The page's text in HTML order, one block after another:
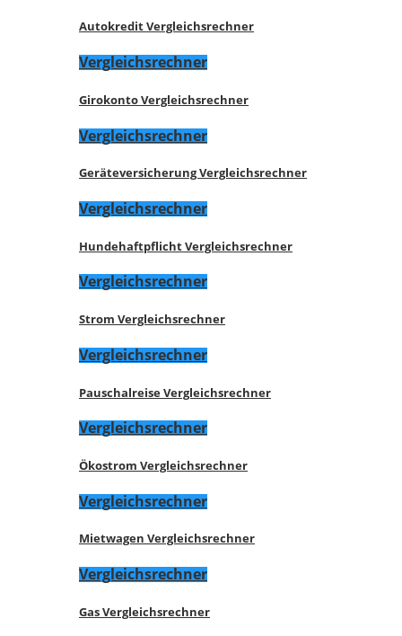
Autokredit Vergleichsrechner
Vergleichsrechner
Girokonto Vergleichsrechner
Vergleichsrechner
Geräteversicherung Vergleichsrechner
Vergleichsrechner
Hundehaftpflicht Vergleichsrechner
Vergleichsrechner
Strom Vergleichsrechner
Vergleichsrechner
Pauschalreise Vergleichsrechner
Vergleichsrechner
Ökostrom Vergleichsrechner
Vergleichsrechner
Mietwagen Vergleichsrechner
Vergleichsrechner
Gas Vergleichsrechner